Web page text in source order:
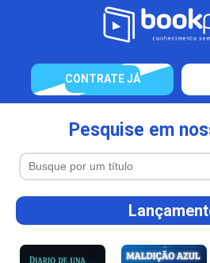
CONTRATE JÁ
Pesquise em